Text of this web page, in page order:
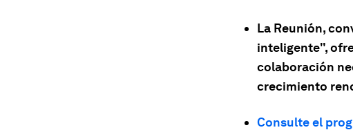
La Reunión,
inteligente",
colaboración
crecimiento
Consulte el